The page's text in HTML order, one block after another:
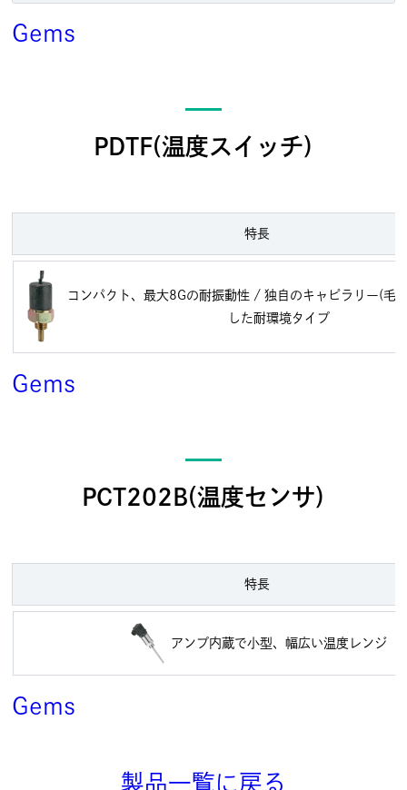
Gems
PDTF(温度スイッチ)
特長
コンパクト、最大8Gの耐振動性 / 独自のキャピラリー(毛
した耐環境タイプ
Gems
PCT202B(温度センサ)
特長
アンプ内蔵で小型、幅広い温度レンジ
Gems
製品一覧に戻る